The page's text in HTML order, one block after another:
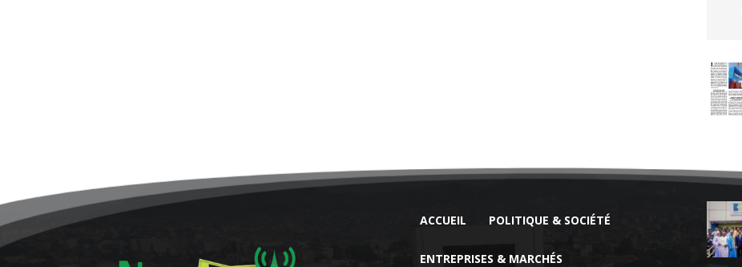
ACCUEIL POLITIQUE & SOCIÉTÉ
ENTREPRISES & MARCHÉS